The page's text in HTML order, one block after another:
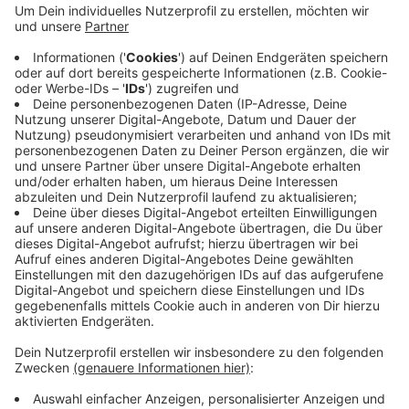
Veröffentlicht:Dienstag, 06.04.2021 11:34
Anzeige
Deshalb ist die Straße für etwa eine Woche voll
gesperrt. Eine Umleitung über die Silscheder Straße
und Wittener Straße, also die B234 in Sprockhövel
wird ausgeschildert.
Anzeige